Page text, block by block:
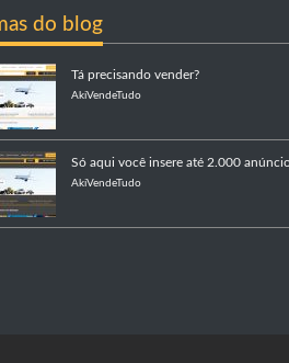
do blog
Tá precisando vender?
AkiVendeTudo
Só aqui você insere até 2.000
AkiVendeTudo